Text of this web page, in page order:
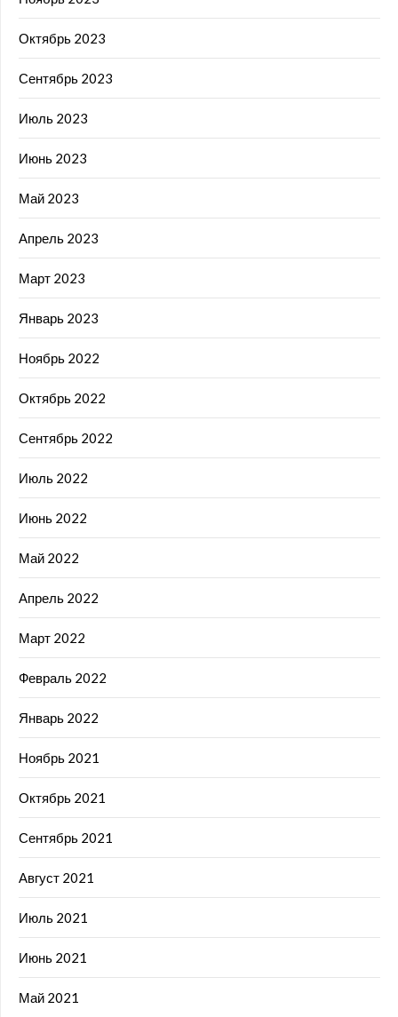
Октябрь 2023
Сентябрь 2023
Июль 2023
Июнь 2023
Май 2023
Апрель 2023
Март 2023
Январь 2023
Ноябрь 2022
Октябрь 2022
Сентябрь 2022
Июль 2022
Июнь 2022
Май 2022
Апрель 2022
Март 2022
Февраль 2022
Январь 2022
Ноябрь 2021
Октябрь 2021
Сентябрь 2021
Август 2021
Июль 2021
Июнь 2021
Май 2021